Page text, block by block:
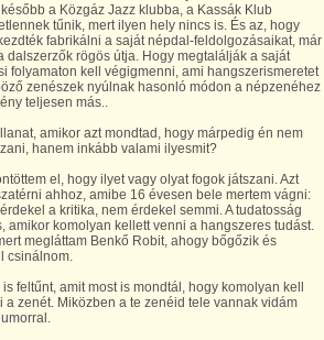
a Közgáz Jazz klubba, a Kassák Klub
tűnik, mert ilyen hely nincs is. És az, hogy
fabrikálni a saját népdal-feldolgozásaikat, már
dalszerzők rögös útja. Hogy megtalálják a saját
folyamaton kell végigmenni, ami hangszerismeretet
zenészek nyúlnak hasonló módon a népzenéhez
teljesen más..
amikor azt mondtad, hogy márpedig én nem
hanem inkább valami ilyesmit?
el, hogy ilyet vagy olyat fogok játszani. Azt
ahhoz, amibe 16 évesen bele mertem vágni:
a kritika, nem érdekel semmi. A tudatosság
amikor komolyan kellett venni a hangszeres tudást.
megláttam Benkő Robit, ahogy bőgőzik és
csinálnom.
feltűnt, amit most is mondtál, hogy komolyan kell
zenét. Miközben a te zenéid tele vannak vidám